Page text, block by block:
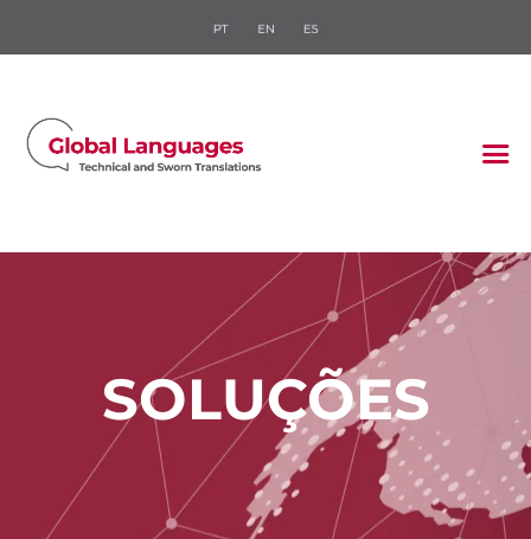
QUEM SOMOS
O QUE FAZEMOS
BLOG
FALE CONOSCO
ORÇAMENTO
RÁPIDO
SOLUÇÕES